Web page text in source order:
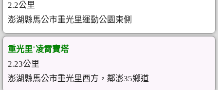
2.2公里
澎湖縣馬公市重光里運動公園東側
重光里˙凌霄寶塔
2.23公里
澎湖縣馬公市重光里西方，鄰澎35鄉道